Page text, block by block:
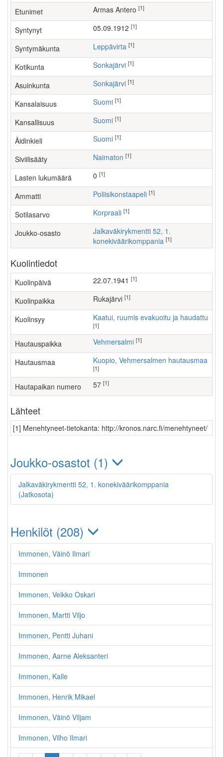
Etunimet Armas Antero [1]
Syntynyt 05.09.1912 [1]
Syntymäkunta Leppävirta [1]
Kotikunta Sonkajärvi [1]
Asuinkunta Sonkajärvi [1]
Kansalaisuus Suomi [1]
Kansallisuus Suomi [1]
Äidinkieli Suomi [1]
Siviilisääty Naimaton [1]
Lasten lukumäärä [1]
Ammatti poliisikonstaapeli [1]
Sotilasarvo Korpraali [1]
Joukko-osasto
Jalkaväkirykmentti 52, 1.
konekiväärikomppania [1]
Kuolintiedot
Kuolinpäivä 22.07.1941 [1]
Kuolinpaikka Rukajärvi [1]
Kuolinsyy Kaatui, ruumis evakuoitu ja haudattu
[1]
Hautauspaikka Vehmersalmi [1]
Hautausmaa Kuopio, Vehmersalmen hautausmaa
[1]
Hautapaikan numero 57 [1]
Lähteet
[1] Menehtyneet-tietokanta: http://kronos.narc.fi/menehtyneet/
Joukko-osastot (1)
Jalkaväkirykmentti 52, 1. konekiväärikomppania
(Jatkosota)
Henkilöt (208)
Immonen, Väinö Ilmari
Immonen
Immonen, Veikko Oskari
Immonen, Martti Viljo
Immonen, Pentti Juhani
Immonen, Aarne Aleksanteri
Immonen, Kalle
Immonen, Henrik Mikael
Immonen, Väinö Viljam
Immonen, Vilho Ilmari